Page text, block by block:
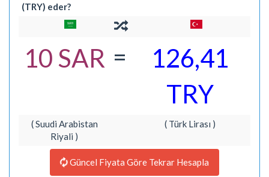
(TRY) eder?
10 SAR =
126,41
TRY
( Suudi Arabistan
Riyali )
( Türk Lirası )
Güncel Fiyata Göre Tekrar Hesapla